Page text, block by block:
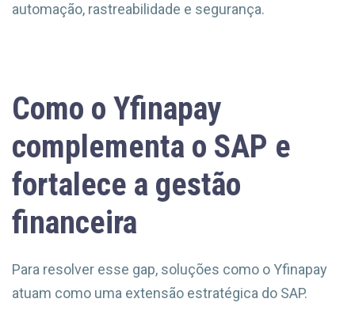
automação, rastreabilidade e segurança.
Como o Yfinapay
complementa o SAP e
fortalece a gestão
financeira
Para resolver esse gap, soluções como o Yfinapay
atuam como uma extensão estratégica do SAP.